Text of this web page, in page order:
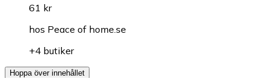
61 kr
hos Peace of home.se
+4 butiker
Hoppa över innehållet